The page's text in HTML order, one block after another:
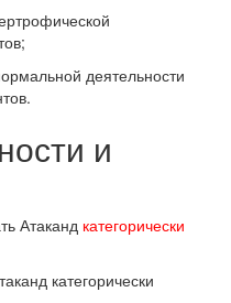
деятельности
и
Атаканд категорически
категорически